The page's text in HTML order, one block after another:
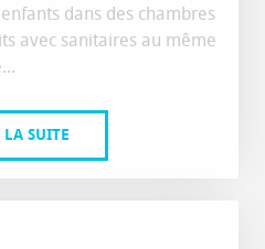
dans des chambres
avec sanitaires au même
LA SUITE